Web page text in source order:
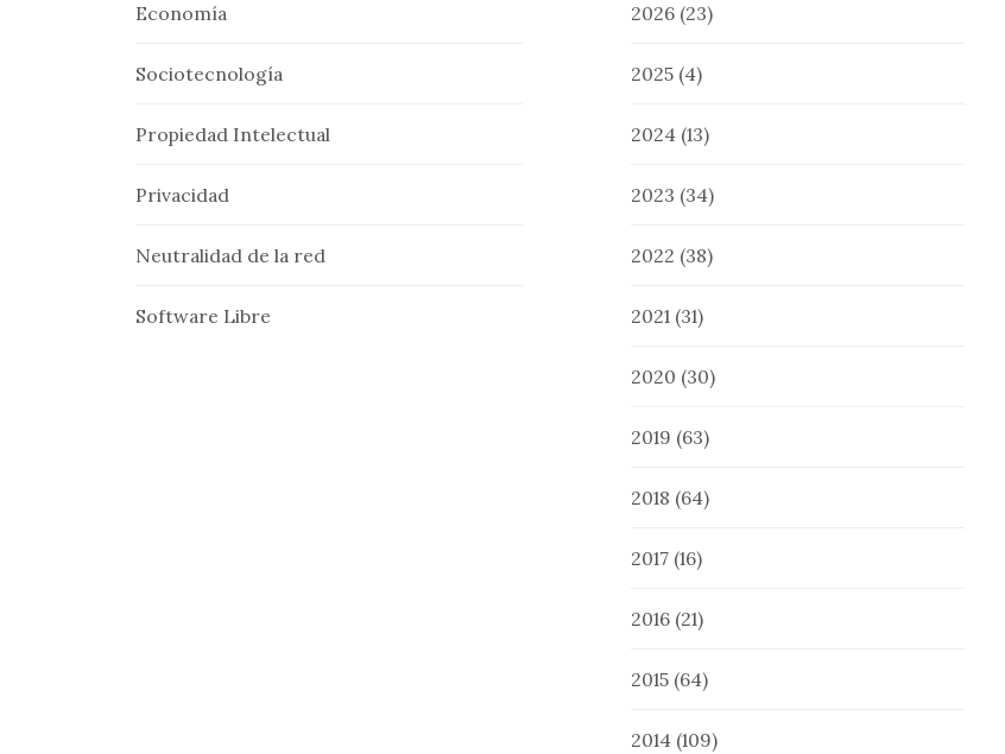
Economía
Sociotecnología
Propiedad Intelectual
Privacidad
Neutralidad de la red
Software Libre
2026 (23)
2025 (4)
2024 (13)
2023 (34)
2022 (38)
2021 (31)
2020 (30)
2019 (63)
2018 (64)
2017 (16)
2016 (21)
2015 (64)
2014 (109)